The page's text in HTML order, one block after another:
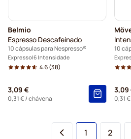
Belmio
Espresso Descafeinado
10 cápsulas para Nespresso®
Expresso 6 Intensidade
4.6(38)
3,09 €
0,31 €/ chávena
10
3,09
0,31 €
Está de
1 2